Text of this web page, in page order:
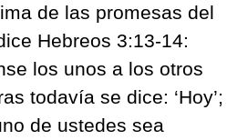
de las promesas del
Hebreos 3:13-14:
los unos a los otros
todavía se dice: ‘Hoy’;
de ustedes sea